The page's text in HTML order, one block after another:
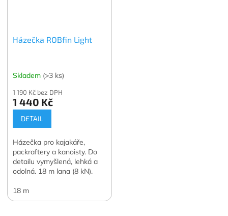
Házečka ROBfin Light
Skladem (>3 ks)
1 190 Kč bez DPH
1 440 Kč
DETAIL
Házečka pro kajakáře,
packraftery a kanoisty. Do
detailu vymyšlená, lehká a
odolná. 18 m lana (8 kN).
18 m